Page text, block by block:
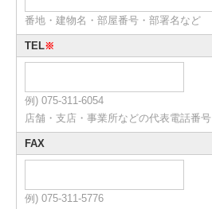
番地・建物名・部屋番号・部署名など
TEL※
例) 075-311-6054
店舗・支店・事業所などの代表電話番号
FAX
例) 075-311-5776